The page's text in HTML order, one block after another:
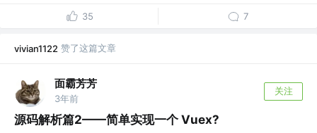
35 7
vivian1122 赞了这篇文章
面霸芳芳
3年前
关注
源码解析篇2——简单实现一个 Vuex?